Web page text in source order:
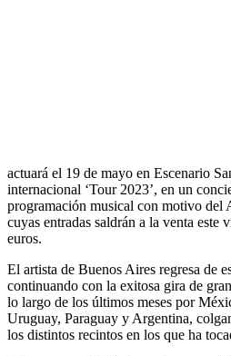
actuará el 19 de mayo en Escenario
internacional ‘Tour 2023’, en un
programación musical con motivo del
cuyas entradas saldrán a la venta este
euros.
El artista de Buenos Aires regresa de
continuando con la exitosa gira de
lo largo de los últimos meses por
Uruguay, Paraguay y Argentina,
los distintos recintos en los que ha